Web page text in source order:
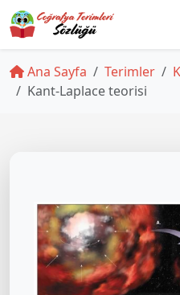
Ana Sayfa Terimler
Kant-Laplace teorisi